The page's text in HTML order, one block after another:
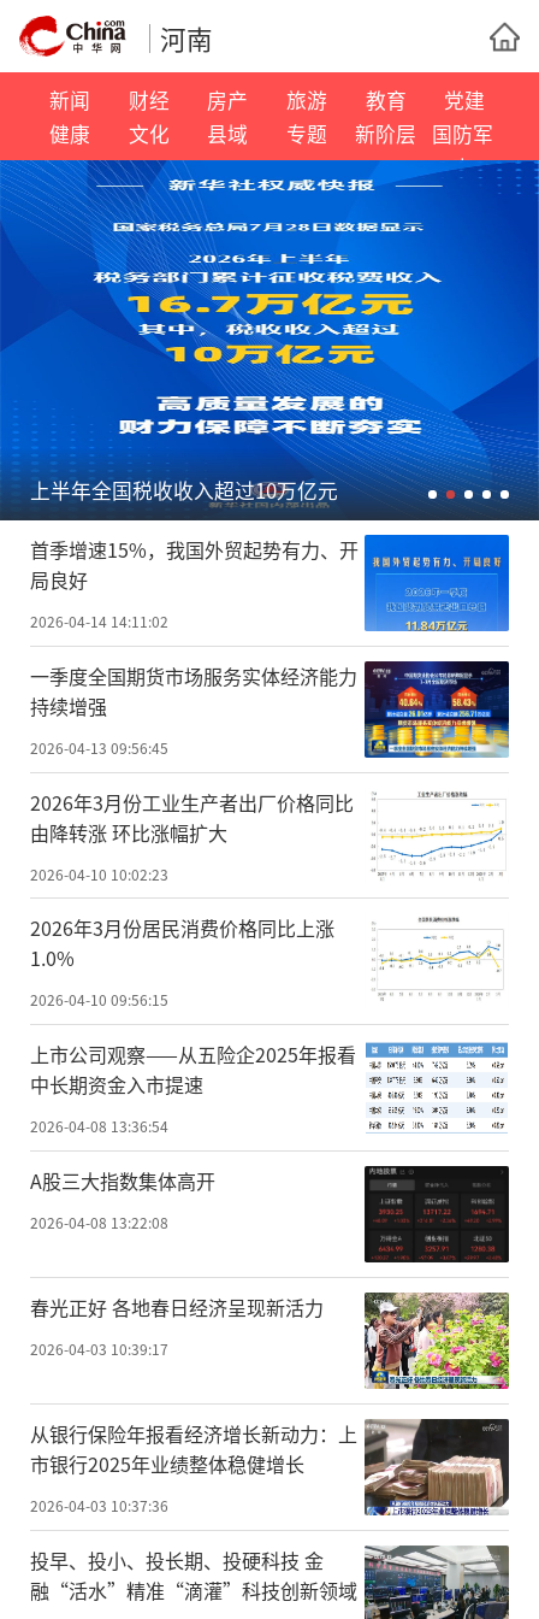
河南
新闻 财经 房产 旅游 教育
党建
健康
文化 县域 专题 新阶层
国防军
事
上半年全国税收收入超过10万亿元
首季增速15%，我国外贸起势有力、开
局良好
2026-04-14 14:11:02
一季度全国期货市场服务实体经济能力
持续增强
2026-04-13 09:56:45
2026年3月份工业生产者出厂价格同比
由降转涨 环比涨幅扩大
2026-04-10 10:02:23
2026年3月份居民消费价格同比上涨
1.0%
2026-04-10 09:56:15
上市公司观察——从五险企2025年报看
中长期资金入市提速
2026-04-08 13:36:54
A股三大指数集体高开
2026-04-08 13:22:08
春光正好 各地春日经济呈现新活力
2026-04-03 10:39:17
从银行保险年报看经济增长新动力：上
市银行2025年业绩整体稳健增长
2026-04-03 10:37:36
投早、投小、投长期、投硬科技 金
融“活水”精准“滴灌”科技创新领域